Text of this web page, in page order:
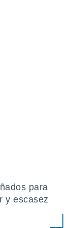
para
y escasez